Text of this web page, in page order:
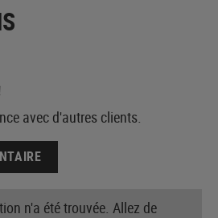
avec d'autres clients.
n'a été trouvée. Allez de